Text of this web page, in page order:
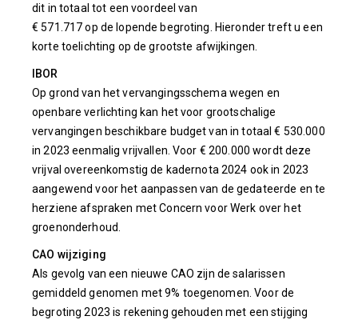
dit in totaal tot een voordeel van
€ 571.717 op de lopende begroting. Hieronder treft u een
korte toelichting op de grootste afwijkingen.
IBOR
Op grond van het vervangingsschema wegen en
openbare verlichting kan het voor grootschalige
vervangingen beschikbare budget van in totaal € 530.000
in 2023 eenmalig vrijvallen. Voor € 200.000 wordt deze
vrijval overeenkomstig de kadernota 2024 ook in 2023
aangewend voor het aanpassen van de gedateerde en te
herziene afspraken met Concern voor Werk over het
groenonderhoud.
CAO wijziging
Als gevolg van een nieuwe CAO zijn de salarissen
gemiddeld genomen met 9% toegenomen. Voor de
begroting 2023 is rekening gehouden met een stijging